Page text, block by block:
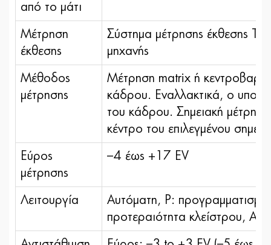
από το μάτι
Μέτρηση
έκθεσης
Σύστημα μέτρησης έκθεσης
μηχανής
Μέθοδος
μέτρησης
Μέτρηση matrix ή
κάδρου. Εναλλακτικά, ο
του κάδρου. Σημειακή
κέντρο του επιλεγμένου
Εύρος
μέτρησης
–4 έως +17 EV
Λειτουργία
Αυτόματη, P:
προτεραιότητα κλείστρου, A: